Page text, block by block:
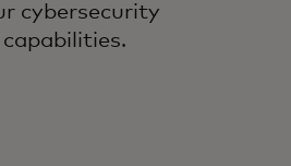
cybersecurity
capabilities.